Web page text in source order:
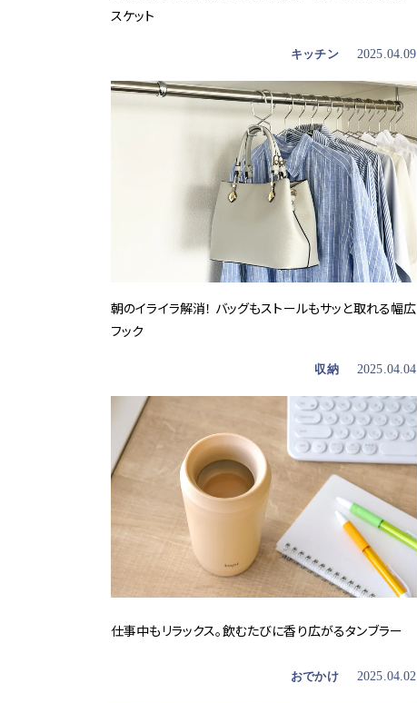
スケット
キッチン 2025.04.09
朝のイライラ解消！ バッグもストールもサッと取れる幅広
フック
収納 2025.04.04
仕事中もリラックス。飲むたびに香り広がるタンブラー
おでかけ 2025.04.02